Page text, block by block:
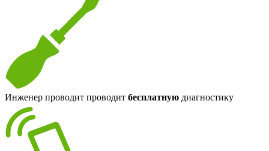
Инженер проводит проводит бесплатную диагностику